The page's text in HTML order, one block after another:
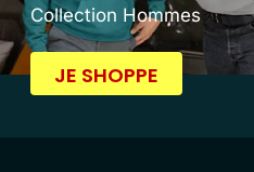
Collection Hommes
JE SHOPPE